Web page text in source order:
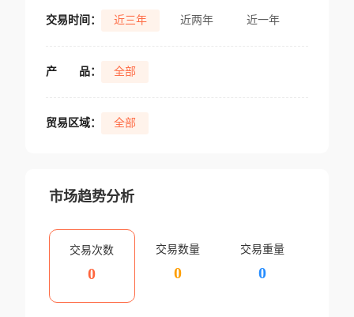
交易时间： 近三年 近两年 近一年
产 品： 全部
贸易区域： 全部
市场趋势分析
交易次数
0
交易数量
0
交易重量
0